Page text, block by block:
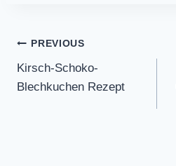
Post
navigation
PREVIOUS
Kirsch-Schoko-
Blechkuchen Rezept